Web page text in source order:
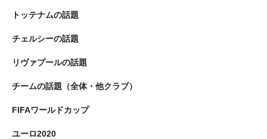
トッテナムの話題
チェルシーの話題
リヴァプールの話題
チームの話題（全体・他クラブ）
FIFAワールドカップ
ユーロ2020